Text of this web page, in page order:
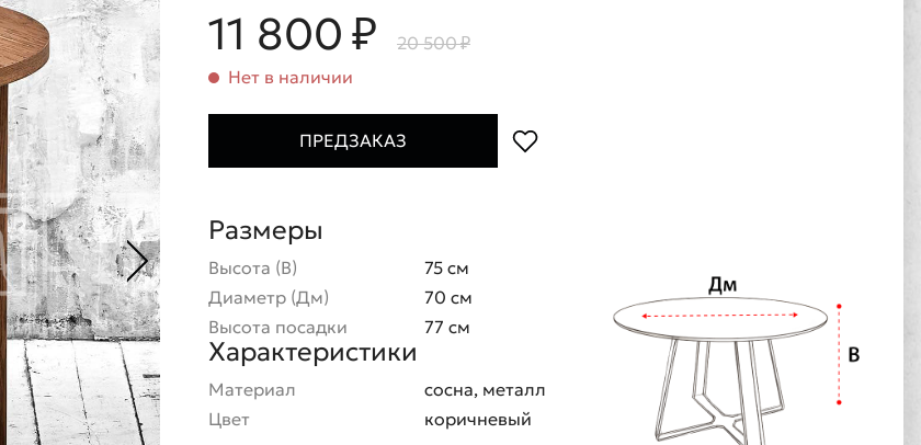
11 800 ₽
20 500 ₽
Нет в наличии
ПРЕДЗАКАЗ
Размеры
Высота (В)
75 см
Диаметр (Дм)
70 см
Высота посадки
77 см
Характеристики
Материал
сосна, металл
Цвет
коричневый